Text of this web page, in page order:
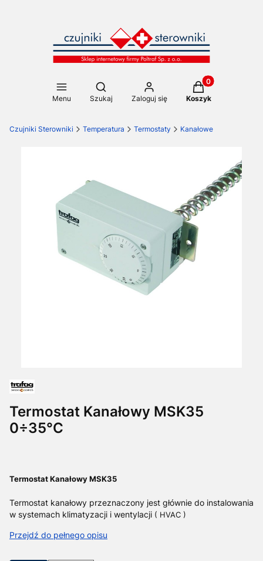
Menu
Otwórz wyszukiwarkę
Szukaj Zaloguj się
Produkty w
Koszyk
Czujniki Sterowniki Temperatura Termostaty Kanałowe
Termostat Kanałowy MSK35
0÷35°C
Termostat Kanałowy MSK35
Termostat kanałowy przeznaczony jest głównie do instalowania
w systemach klimatyzacji i wentylacji ( HVAC )
Przejdź do pełnego opisu